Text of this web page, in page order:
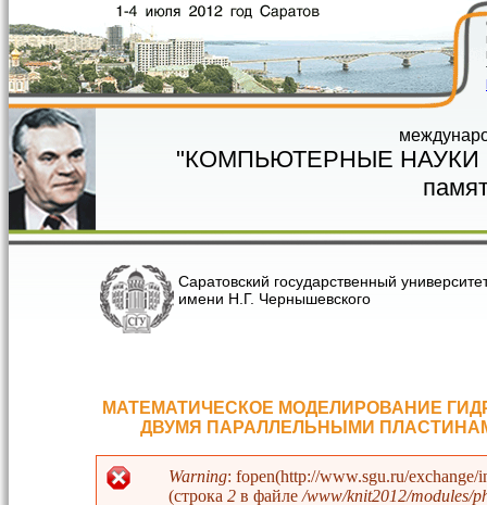
Перейти к основному содержанию
"КОМПЬЮТЕРНЫЕ
Саратовский государственный
имени Н.Г. Чернышевского
МАТЕМАТИЧЕСКОЕ МОДЕЛИРОВАНИЕ
ДВУМЯ ПАРАЛЛЕЛЬНЫМИ
Warning: fopen(http://www.sgu.ru/
(строка 2 в файле/www/knit2012/modules/